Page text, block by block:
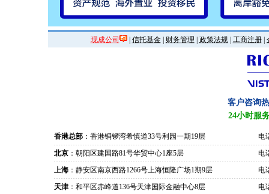
现成公司 | 信托基金| 财务管理 政策法规| 工商注册|
客户咨询
24小时服
香港总部 ：香港铜锣湾希慎道33号利园一期19层
电
北京 ：朝阳区建国路81号华贸中心1座5层
电
上海 ：静安区南京西路1266号上海恒隆广场1期9层
电
天津 ：和平区赤峰道136号天津国际金融中心8层
电